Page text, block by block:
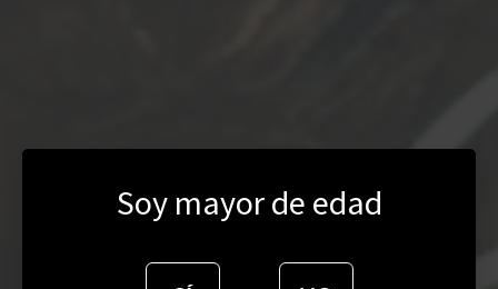
Soy mayor de edad